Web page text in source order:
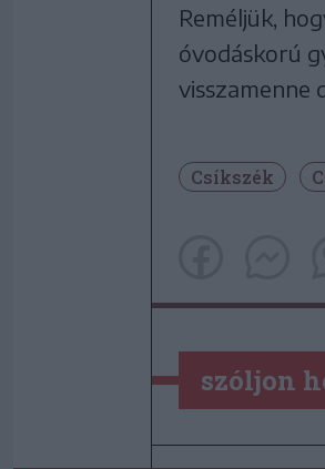
Reméljük,
óvodáskorú
visszamenne
Csíkszék
szóljon